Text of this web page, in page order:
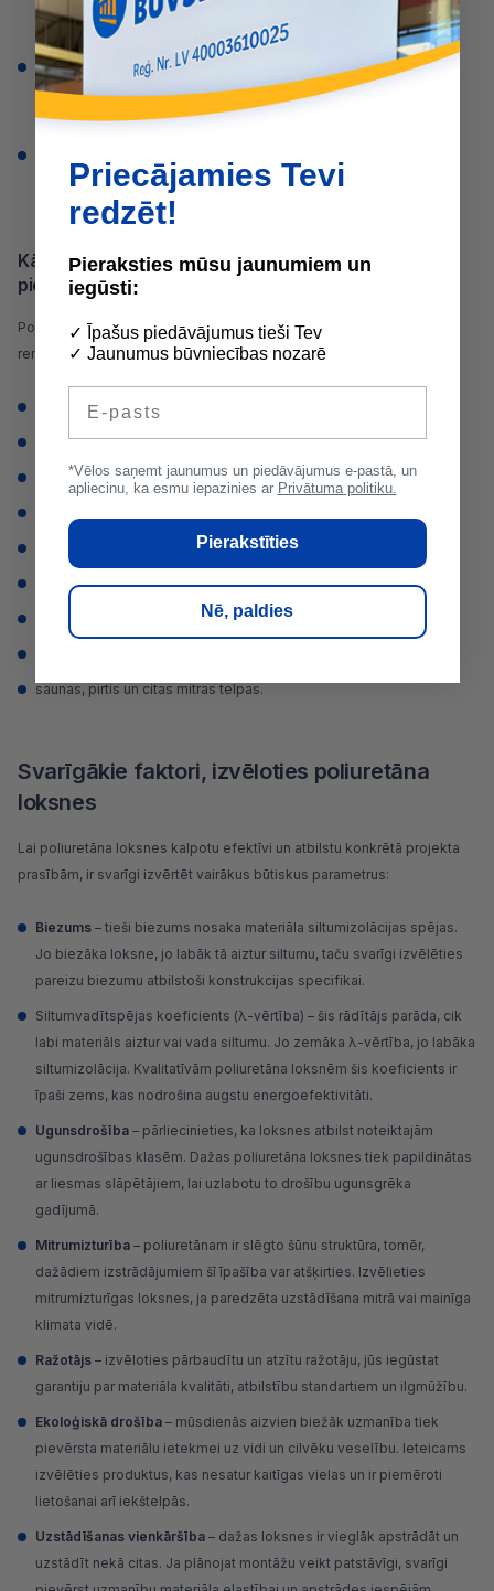
spiedienu un plaisāšanu, tāpēc tās lieliski saglabā formu un
funkcionalitāti ilgtermiņā.
Noturība pret ķīmiskām vielām un ilgmūžība
– poliuretāns nepūst,
nerūsē un nezaudē savas īpašības pat pēc vairākiem gadiem
ekspluatācijā.
siltināšanai, gan rūpnieciskajām vajadzībām.
Kādos gadījumos poliuretāna siltumizolācija ir
piemērots risinājums?
Poliuretāna siltumizolācija tiek pielietota ļoti dažādos būvdarbos un
remontdarbos. Ar šī materiāla paneļiem var siltināt:
sienas;
griestus;
pagrabus;
saunas, pirtis un citas mitras telpas.
Svarīgākie faktori, izvēloties poliuretāna
loksnes
Lai poliuretāna loksnes kalpotu efektīvi un atbilstu konkrētā projekta
prasībām, ir svarīgi izvērtēt vairākus būtiskus parametrus:
Biezums – tieši biezums nosaka materiāla siltumizolācijas spējas.
Jo biezāka loksne, jo labāk tā aiztur siltumu, taču svarīgi izvēlēties
pareizu biezumu atbilstoši konstrukcijas specifikai.
Siltumvadītspējas koeficients (λ-vērtība) – šis rādītājs parāda, cik
labi materiāls aiztur vai vada siltumu. Jo zemāka λ-vērtība, jo labāka
siltumizolācija. Kvalitatīvām poliuretāna loksnēm šis koeficients ir
īpaši zems, kas nodrošina augstu energoefektivitāti.
Ugunsdrošība – pārliecinieties, ka loksnes atbilst noteiktajām
ugunsdrošības klasēm. Dažas poliuretāna loksnes tiek papildinātas
ar liesmas slāpētājiem, lai uzlabotu to drošību ugunsgrēka
gadījumā.
Mitrumizturība – poliuretānam ir slēgto šūnu struktūra, tomēr,
dažādiem izstrādājumiem šī īpašība var atšķirties. Izvēlieties
mitrumizturīgas loksnes, ja paredzēta uzstādīšana mitrā vai mainīga
klimata vidē.
Ražotājs – izvēloties pārbaudītu un atzītu ražotāju, jūs iegūstat
garantiju par materiāla kvalitāti, atbilstību standartiem un ilgmūžību.
Ekoloģiskā drošība – mūsdienās aizvien biežāk uzmanība tiek
pievērsta materiālu ietekmei uz vidi un cilvēku veselību. Ieteicams
izvēlēties produktus, kas nesatur kaitīgas vielas un ir piemēroti
lietošanai arī iekštelpās.
Uzstādīšanas vienkāršība – dažas loksnes ir vieglāk apstrādāt un
uzstādīt nekā citas. Ja plānojat montāžu veikt patstāvīgi, svarīgi
Priecājamies Tevi
redzēt!
Pieraksties mūsu jaunumiem un
iegūsti:
✓ Īpašus piedāvājumus tieši Tev
✓ Jaunumus būvniecības nozarē
*Vēlos saņemt jaunumus un piedāvājumus e-pastā, un
apliecinu, ka esmu iepazinies ar Privātuma politiku.
Pierakstīties
Nē, paldies